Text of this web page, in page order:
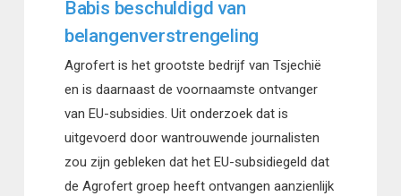
Babis beschuldigd van
belangenverstrengeling
Agrofert is het grootste bedrijf van Tsjechië
en is daarnaast de voornaamste ontvanger
van EU-subsidies. Uit onderzoek dat is
uitgevoerd door wantrouwende journalisten
zou zijn gebleken dat het EU-subsidiegeld dat
de Agrofert groep heeft ontvangen aanzienlijk